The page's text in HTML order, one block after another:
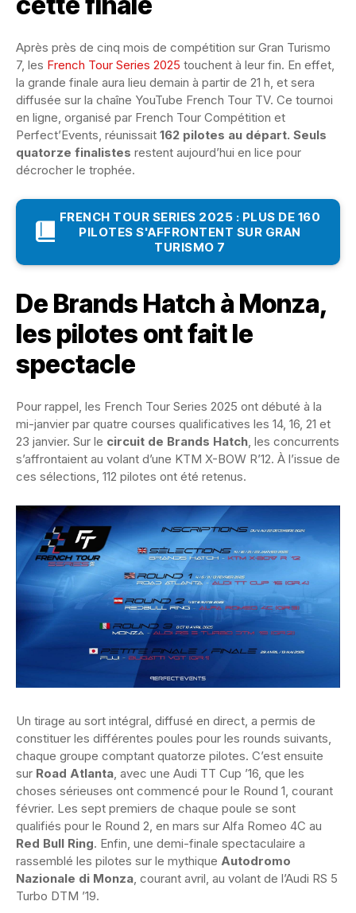
Après près de cinq mois de compétition sur Gran Turismo
7, les French Tour Series 2025 touchent à leur fin. En effet,
la grande finale aura lieu demain à partir de 21 h, et sera
diffusée sur la chaîne YouTube French Tour TV. Ce tournoi
en ligne, organisé par French Tour Compétition et
Perfect’Events, réunissait 162 pilotes au départ. Seuls
quatorze finalistes restent aujourd’hui en lice pour
décrocher le trophée.
FRENCH TOUR SERIES 2025 : PLUS DE 160
PILOTES S'AFFRONTENT SUR GRAN
TURISMO 7
De Brands Hatch à Monza,
les pilotes ont fait le
spectacle
Pour rappel, les French Tour Series 2025 ont débuté à la
mi-janvier par quatre courses qualificatives les 14, 16, 21 et
23 janvier. Sur le circuit de Brands Hatch , les concurrents
s’affrontaient au volant d’une KTM X-BOW R’12. À l’issue de
ces sélections, 112 pilotes ont été retenus.
Un tirage au sort intégral, diffusé en direct, a permis de
constituer les différentes poules pour les rounds suivants,
chaque groupe comptant quatorze pilotes. C’est ensuite
sur Road Atlanta, avec une Audi TT Cup ’16, que les
choses sérieuses ont commencé pour le Round 1, courant
février. Les sept premiers de chaque poule se sont
qualifiés pour le Round 2, en mars sur Alfa Romeo 4C au
Red Bull Ring. Enfin, une demi-finale spectaculaire a
rassemblé les pilotes sur le mythique Autodromo
Nazionale di Monza, courant avril, au volant de l’Audi RS 5
Turbo DTM ’19.